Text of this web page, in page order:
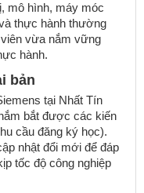
mô hình, máy móc
thực hành thường
vừa nắm vững
hành.
bản
tại Nhất Tín
bắt được các kiến
cầu đăng ký học).
nhật đổi mới để đáp
tốc độ công nghiệp